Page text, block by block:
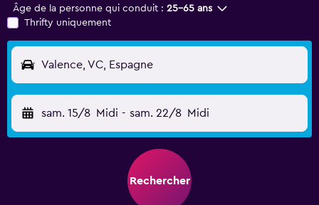
Âge de la personne qui conduit : 25-65 ans
Thrifty uniquement
Valence, VC, Espagne
sam. 15/8 Midi - sam. 22/8 Midi
Rechercher